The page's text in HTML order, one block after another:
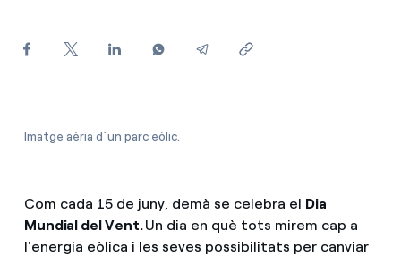
Per cada kWh que estalviïs, et descomptem un
Com canviar el titular del contracte?
Ofertes per a autònoms i Pymes
Imatge aèria d´un parc eòlic.
Com cada 15 de juny, demà se celebra el Dia
Mundial del Vent.Un dia en què tots mirem cap a
l'energia eòlica i les seves possibilitats per canviar